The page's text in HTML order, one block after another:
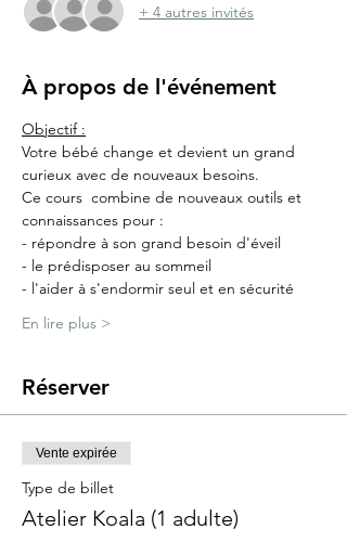
+ 4 autres invités
À propos de l'événement
Objectif :
Votre bébé change et devient un grand
curieux avec de nouveaux besoins.
Ce cours  combine de nouveaux outils et
connaissances pour :
- répondre à son grand besoin d'éveil
- le prédisposer au sommeil
- l'aider à s'endormir seul et en sécurité​
En lire plus >
Réserver
Vente expirée
Type de billet
Atelier Koala (1 adulte)